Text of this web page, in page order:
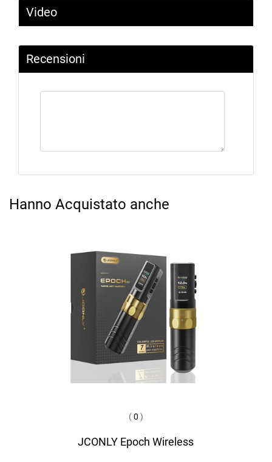
Video
Recensioni
Hanno Acquistato anche
(0 )
JCONLY Epoch Wireless